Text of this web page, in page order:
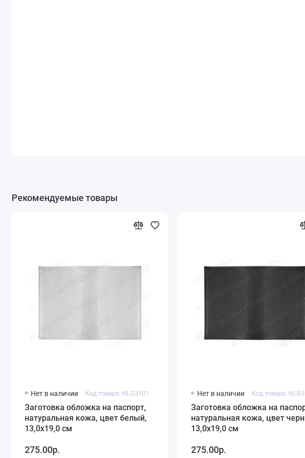
Рекомендуемые товары
Нет в наличии Код товара: NLG3101
Заготовка обложка на паспорт,
натуральная кожа, цвет белый,
13,0х19,0 см
275.00р.
Нет в наличии Код товара:
Заготовка обложка на
натуральная кожа, цвет
13,0х19,0 см
275.00р.